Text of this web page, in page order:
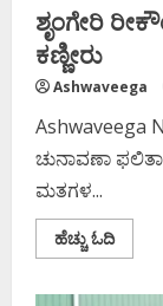
ಶೃಂಗೇರಿ
ಕಣ್ಣೀರು‌
Ashwaveega
Ashwaveega
ಚುನಾವಣಾ
ಮತಗಳ...
ಹೆಚ್ಚು ಓದಿRead
more